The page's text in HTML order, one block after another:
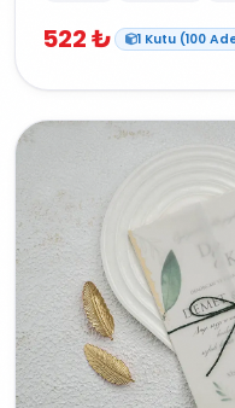
522 ₺ 1 Kutu (100